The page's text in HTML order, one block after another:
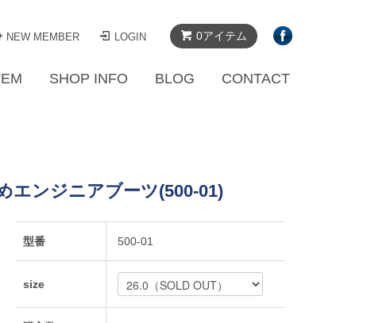
0アイテム
NEW MEMBER LOGIN
SHOP INFO BLOG CONTACT
エンジニアブーツ(500-01)
型番 500-01
size